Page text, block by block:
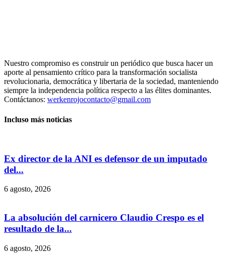
Nuestro compromiso es construir un periódico que busca hacer un
aporte al pensamiento crítico para la transformación socialista
revolucionaria, democrática y libertaria de la sociedad, manteniendo
siempre la independencia política respecto a las élites dominantes.
Contáctanos: werkenrojocontacto@gmail.com
Incluso más noticias
Ex director de la ANI es defensor de un imputado
del...
6 agosto, 2026
La absolución del carnicero Claudio Crespo es el
resultado de la...
6 agosto, 2026